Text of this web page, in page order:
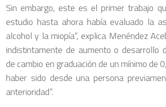
Sin embargo, este es el primer trabajo
estudio hasta ahora había evaluado la
alcohol y la miopía”, explica Menéndez
indistintamente de aumento o desarrollo
de cambio en graduación de un mínimo de
haber sido desde una persona
anterioridad”.